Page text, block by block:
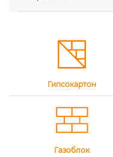
Гипсокартон
Газоблок